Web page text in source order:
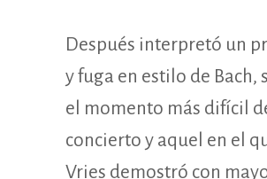
Después interpretó un
y fuga en estilo de Bach,
el momento más difícil
concierto y aquel en el
Vries demostró con